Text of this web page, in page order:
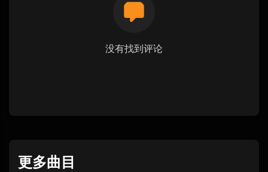
没有找到评论
更多曲目